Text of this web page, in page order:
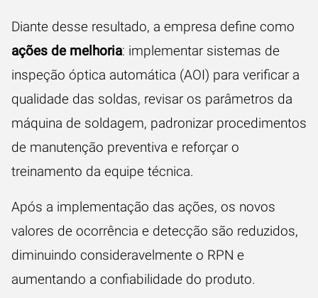
Diante desse resultado, a empresa define como
ações de melhoria: implementar sistemas de
inspeção óptica automática (AOI) para verificar a
qualidade das soldas, revisar os parâmetros da
máquina de soldagem, padronizar procedimentos
de manutenção preventiva e reforçar o
treinamento da equipe técnica.
Após a implementação das ações, os novos
valores de ocorrência e detecção são reduzidos,
diminuindo consideravelmente o RPN e
aumentando a confiabilidade do produto.